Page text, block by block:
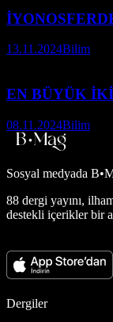
13.11.2024Bilim
EN BÜYÜK
08.11.2024Bilim
Sosyal medyada
88 dergi yayını,
destekli içerikler bir
Dergiler